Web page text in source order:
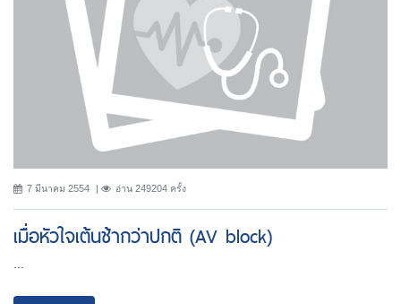
7 มีนาคม 2554 อ่าน 249204 ครั้ง
เมื่อหัวใจเต้นช้ากว่าปกติ (AV block)